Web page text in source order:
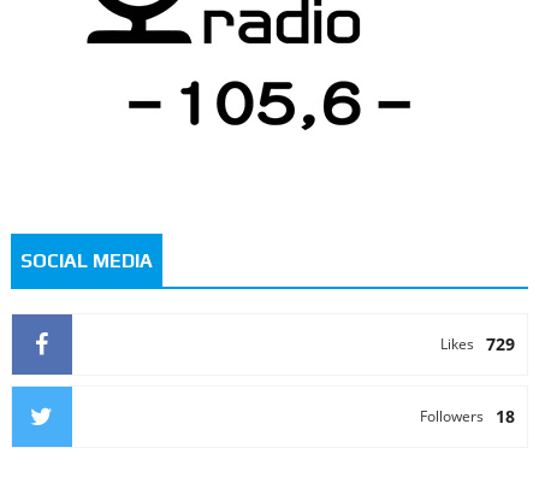
SOCIAL MEDIA
729
Likes
18
Followers